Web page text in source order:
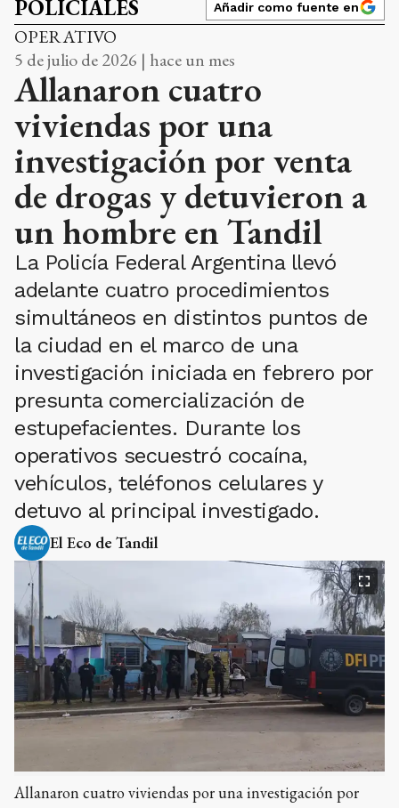
POLICIALES Añadir como fuente en
OPERATIVO
5 de julio de 2026 | hace un mes
Allanaron cuatro
viviendas por una
investigación por venta
de drogas y detuvieron a
un hombre en Tandil
La Policía Federal Argentina llevó
adelante cuatro procedimientos
simultáneos en distintos puntos de
la ciudad en el marco de una
investigación iniciada en febrero por
presunta comercialización de
estupefacientes. Durante los
operativos secuestró cocaína,
vehículos, teléfonos celulares y
detuvo al principal investigado.
El Eco de Tandil
Allanaron cuatro viviendas por una investigación por